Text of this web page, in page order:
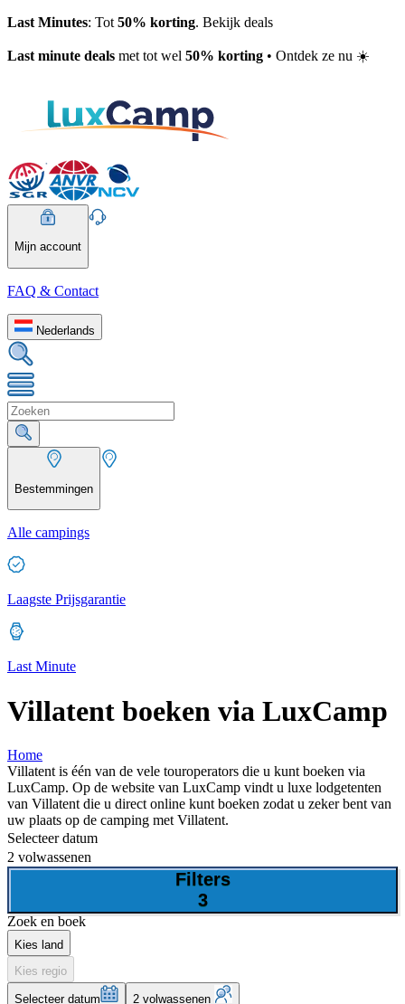
Last Minutes: Tot 50% korting. Bekijk deals
Last minute deals met tot wel 50% korting • Ontdek ze nu ☀️
Mijn account
FAQ & Contact
Nederlands
Bestemmingen
Alle campings
Laagste Prijsgarantie
Last Minute
Villatent boeken via LuxCamp
Home
Villatent is één van de vele touroperators die u kunt boeken via
LuxCamp. Op de website van LuxCamp vindt u luxe lodgetenten
van Villatent die u direct online kunt boeken zodat u zeker bent van
uw plaats op de camping met Villatent.
Selecteer datum
2 volwassenen
Filters
3
Zoek en boek
Kies land
Kies regio
Selecteer datum 2 volwassenen